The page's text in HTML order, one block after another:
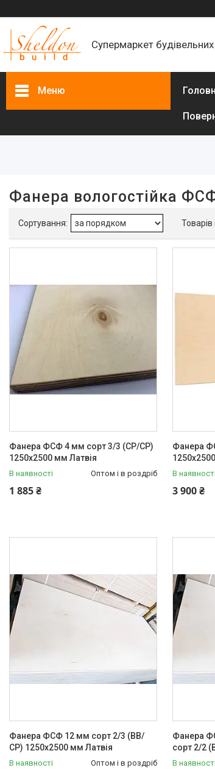
Супермаркет
Меню
В наявності 21
Фанера вологостійка
Фанера ФСФ 4 мм сорт 3/3 (СР/СР)
1250х2500 мм Латвія
В наявності Оптом і в роздріб
1 885 ₴
Фанера
В
3 900 ₴
Фанера ФСФ 12 мм сорт 2/3 (BB/
СР) 1250х2500 мм Латвія
В наявності Оптом і в роздріб
Фанера
сорт 2/2
В